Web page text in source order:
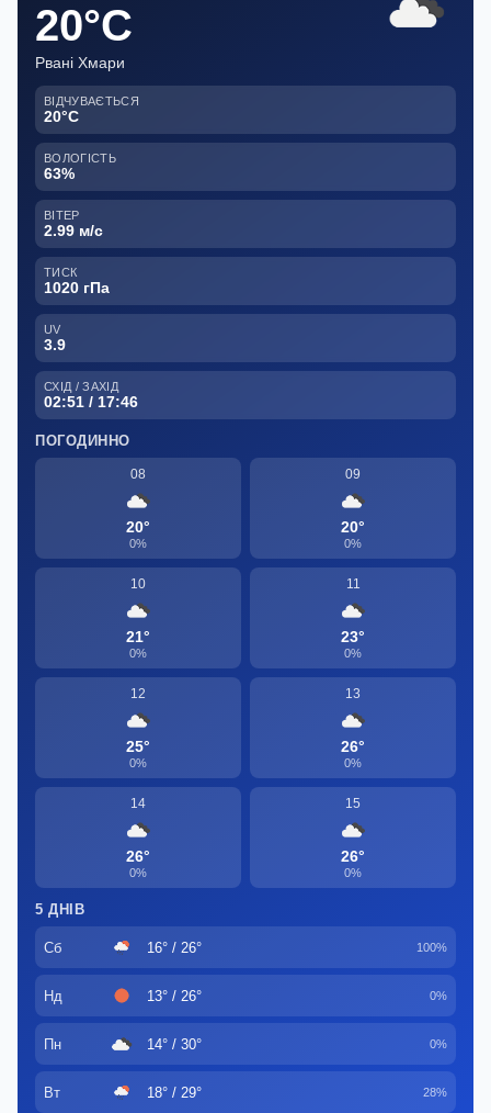
20°C
Рвані Хмари
ВІДЧУВАЄТЬСЯ
20°C
ВОЛОГІСТЬ
63%
ВІТЕР
2.99 м/с
ТИСК
1020 гПа
UV
3.9
СХІД / ЗАХІД
02:51 / 17:46
ПОГОДИННО
08
20°
0%
09
20°
0%
10
21°
0%
11
23°
0%
12
25°
0%
13
26°
0%
14
26°
0%
15
26°
0%
5 ДНІВ
Сб 16° / 26° 100%
Нд 13° / 26° 0%
Пн 14° / 30° 0%
Вт 18° / 29° 28%